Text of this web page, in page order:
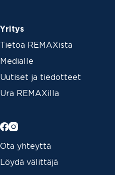
Yritys
Tietoa REMAXista
Medialle
Uutiset ja tiedotteet
Ura REMAXilla
Ota yhteyttä
Löydä välittäjä